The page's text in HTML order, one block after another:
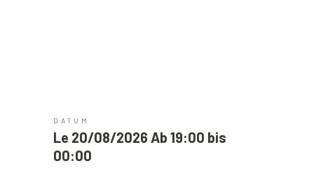
DATUM
Le 20/08/2026 Ab 19:00 bis
00:00